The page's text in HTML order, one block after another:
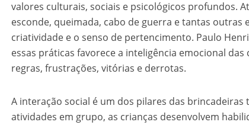
valores culturais, sociais e psicológicos profundos.
esconde, queimada, cabo de guerra e tantas outras
criatividade e o senso de pertencimento. Paulo
essas práticas favorece a inteligência emocional
regras, frustrações, vitórias e derrotas.
A interação social é um dos pilares das
atividades em grupo, as crianças desenvolvem